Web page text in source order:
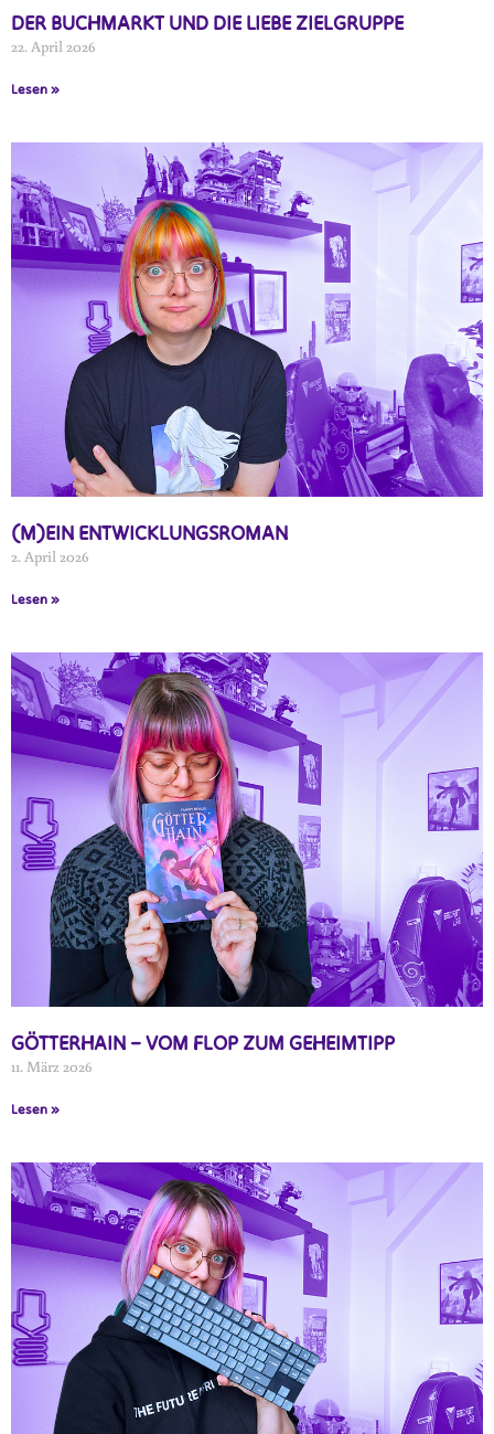
DER BUCHMARKT UND DIE LIEBE ZIELGRUPPE
22. April 2026
Lesen »
(M)EIN ENTWICKLUNGSROMAN
2. April 2026
Lesen »
GÖTTERHAIN – VOM FLOP ZUM GEHEIMTIPP
11. März 2026
Lesen »